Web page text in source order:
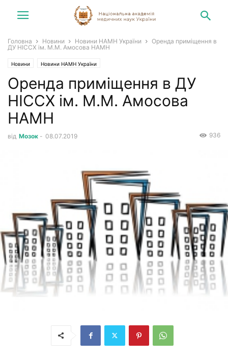
Головна Новини Новини НАМН України
Оренда приміщення в
ДУ НІССХ ім. М.М. Амосова НАМН
Новини Новини НАМН України
Оренда приміщення в ДУ
НІССХ ім. М.М. Амосова
НАМН
від Мозок - 08.07.2019 936